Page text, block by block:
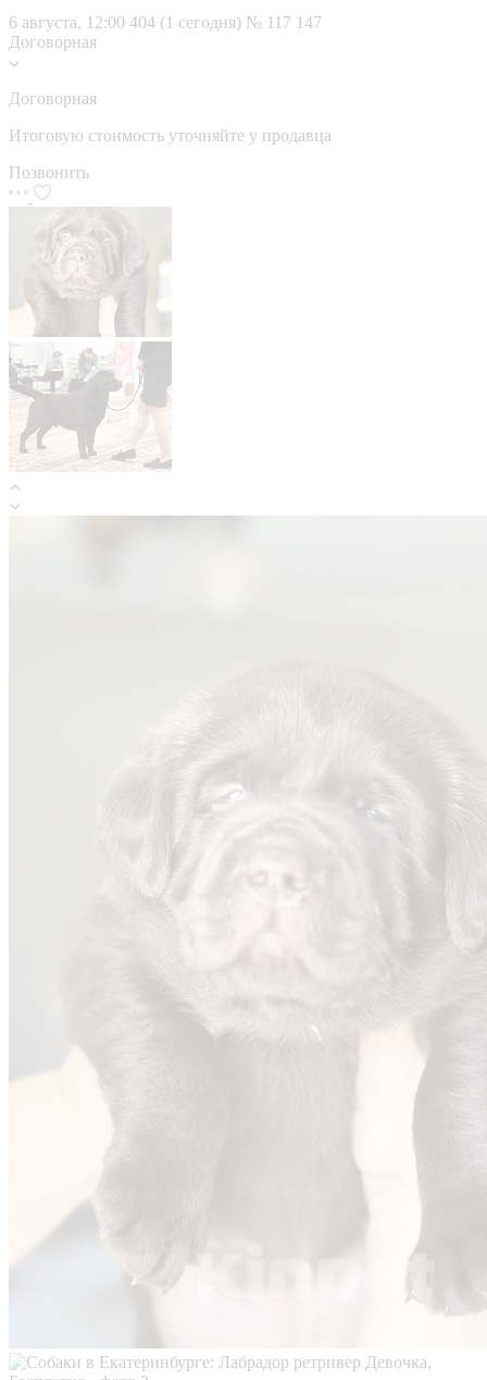
6 августа, 12:00 404 (1 сегодня) № 117 147
Договорная
Договорная
Итоговую стоимость уточняйте у продавца
Позвонить